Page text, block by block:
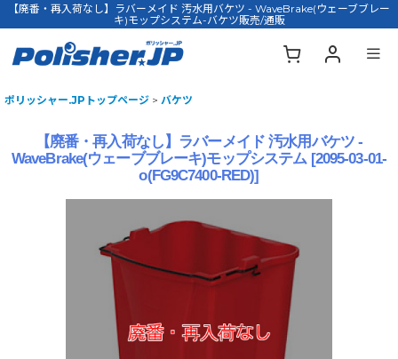
【廃番・再入荷なし】ラバーメイド 汚水用バケツ - WaveBrake(ウェーブブレー
キ)モップシステム-バケツ販売/通販
ポリッシャー.JPトップページ > バケツ
【廃番・再入荷なし】ラバーメイド 汚水用バケツ -
WaveBrake(ウェーブブレーキ)モップシステム [2095-03-01-
o(FG9C7400-RED)]